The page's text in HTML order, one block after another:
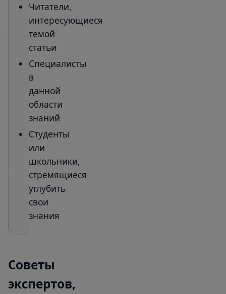
Читатели,
интересующиеся
темой
статьи
Специалисты
в
данной
области
знаний
Студенты
или
школьники,
стремящиеся
углубить
свои
знания
Советы
экспертов,